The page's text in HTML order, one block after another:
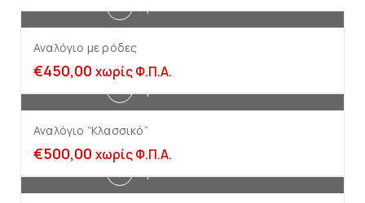
Αναλόγιο με ρόδες
€450,00 χωρίς Φ.Π.Α.
Αναλόγιο “Κλασσικό”
€500,00 χωρίς Φ.Π.Α.